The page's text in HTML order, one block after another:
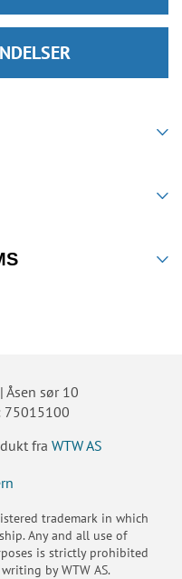
Åsen sør 10
75015100
fra WTW AS
trademark in which
Any and all use of
is strictly prohibited
by WTW AS.